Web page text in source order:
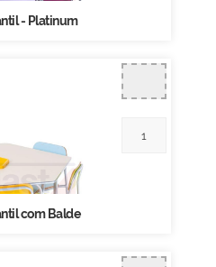
- Platinum
com Balde